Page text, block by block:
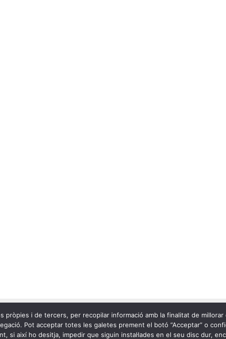
pròpies i de tercers, per recopilar informació amb la finalitat de
Pot acceptar totes les galetes prement el botó “Acceptar” o
si així ho desitja, impedir que siguin instal·lades en el seu disc dur,